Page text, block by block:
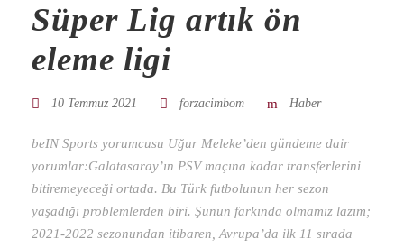
Süper Lig artık ön
eleme ligi
10 Temmuz 2021 forzacimbom Haber
beIN Sports yorumcusu Uğur Meleke’den gündeme dair
yorumlar:Galatasaray’ın PSV maçına kadar transferlerini
bitiremeyeceği ortada. Bu Türk futbolunun her sezon
yaşadığı problemlerden biri. Şunun farkında olmamız lazım;
2021-2022 sezonundan itibaren, Avrupa’da ilk 11 sırada